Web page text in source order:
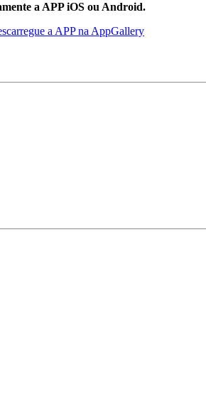
a APP iOS ou Android.